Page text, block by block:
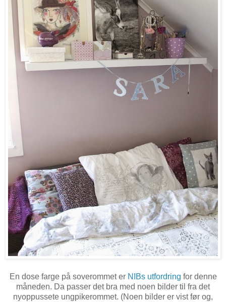
En dose farge på soverommet erNIBs utfordring for denne
måneden. Da passer det bra med noen bilder til fra det
nyoppussete ungpikerommet. (Noen bilder er vist før og,